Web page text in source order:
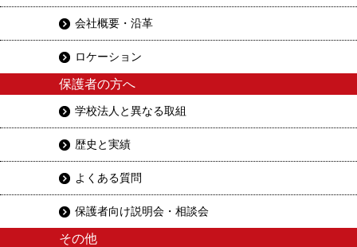
会社概要・沿革
ロケーション
保護者の方へ
学校法人と異なる取組
歴史と実績
よくある質問
保護者向け説明会・相談会
その他